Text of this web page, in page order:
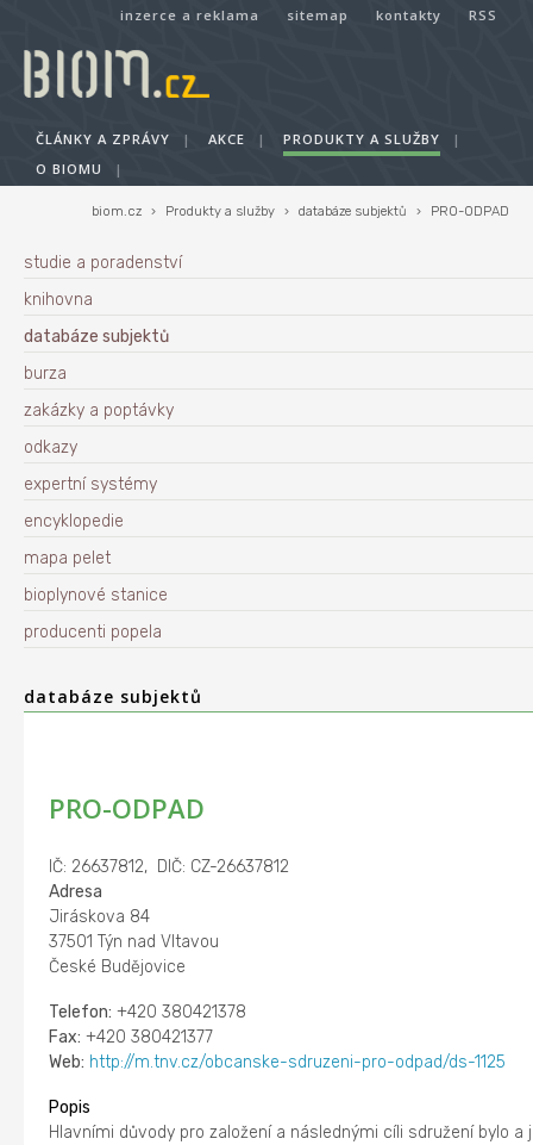
inzerce a reklama sitemap kontakty RSS
ČLÁNKY A ZPRÁVY | AKCE | PRODUKTY A SLUŽBY
|
O BIOMU
|
biom.cz › Produkty a služby › databáze subjektů › PRO-ODPAD
studie a poradenství
knihovna
databáze subjektů
burza
zakázky a poptávky
odkazy
expertní systémy
encyklopedie
mapa pelet
bioplynové stanice
producenti popela
databáze subjektů
PRO-ODPAD
IČ: 26637812, DIČ: CZ-26637812
Adresa
Jiráskova 84
37501 Týn nad Vltavou
České Budějovice
Telefon: +420 380421378
Fax: +420 380421377
Web: http://m.tnv.cz/obcanske-sdruzeni-pro-odpad/ds-1125
Popis
Hlavními důvody pro založení a následnými cíli sdružení bylo a